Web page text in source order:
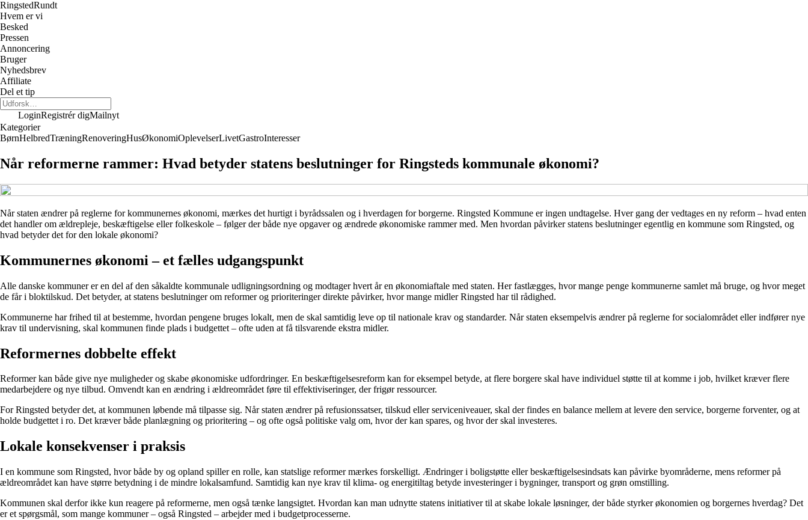
RingstedRundt
Hvem er vi
Besked
Pressen
Annoncering
Bruger
Nyhedsbrev
Affiliate
Del et tip
LoginRegistrér digMailnyt
Kategorier
BørnHelbredTræningRenoveringHusØkonomiOplevelserLivetGastroInteresser
Når reformerne rammer: Hvad betyder statens beslutninger for Ringsteds kommunale økonomi?
Når staten ændrer på reglerne for kommunernes økonomi, mærkes det hurtigt i byrådssalen og i hverdagen for borgerne. Ringsted Kommune er ingen undtagelse. Hver gang der vedtages en ny reform – hvad enten
det handler om ældrepleje, beskæftigelse eller folkeskole – følger der både nye opgaver og ændrede økonomiske rammer med. Men hvordan påvirker statens beslutninger egentlig en kommune som Ringsted, og
hvad betyder det for den lokale økonomi?
Kommunernes økonomi – et fælles udgangspunkt
Alle danske kommuner er en del af den såkaldte kommunale udligningsordning og modtager hvert år en økonomiaftale med staten. Her fastlægges, hvor mange penge kommunerne samlet må bruge, og hvor meget
de får i bloktilskud. Det betyder, at statens beslutninger om reformer og prioriteringer direkte påvirker, hvor mange midler Ringsted har til rådighed.
Kommunerne har frihed til at bestemme, hvordan pengene bruges lokalt, men de skal samtidig leve op til nationale krav og standarder. Når staten eksempelvis ændrer på reglerne for socialområdet eller indfører nye
krav til undervisning, skal kommunen finde plads i budgettet – ofte uden at få tilsvarende ekstra midler.
Reformernes dobbelte effekt
Reformer kan både give nye muligheder og skabe økonomiske udfordringer. En beskæftigelsesreform kan for eksempel betyde, at flere borgere skal have individuel støtte til at komme i job, hvilket kræver flere
medarbejdere og nye tilbud. Omvendt kan en ændring i ældreområdet føre til effektiviseringer, der frigør ressourcer.
For Ringsted betyder det, at kommunen løbende må tilpasse sig. Når staten ændrer på refusionssatser, tilskud eller serviceniveauer, skal der findes en balance mellem at levere den service, borgerne forventer, og at
holde budgettet i ro. Det kræver både planlægning og prioritering – og ofte også politiske valg om, hvor der kan spares, og hvor der skal investeres.
Lokale konsekvenser i praksis
I en kommune som Ringsted, hvor både by og opland spiller en rolle, kan statslige reformer mærkes forskelligt. Ændringer i boligstøtte eller beskæftigelsesindsats kan påvirke byområderne, mens reformer på
ældreområdet kan have større betydning i de mindre lokalsamfund. Samtidig kan nye krav til klima- og energitiltag betyde investeringer i bygninger, transport og grøn omstilling.
Kommunen skal derfor ikke kun reagere på reformerne, men også tænke langsigtet. Hvordan kan man udnytte statens initiativer til at skabe lokale løsninger, der både styrker økonomien og borgernes hverdag? Det
er et spørgsmål, som mange kommuner – også Ringsted – arbejder med i budgetprocesserne.